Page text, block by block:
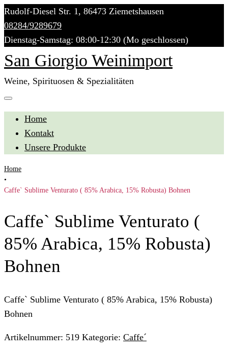
Skip
to
content
Rudolf-Diesel Str. 1, 86473 Ziemetshausen
08284/9289679
Dienstag-Samstag: 08:00-12:30 (Mo geschlossen)
San Giorgio Weinimport
Weine, Spirituosen & Spezialitäten
Home
Kontakt
Unsere Produkte
Home
•
Caffe` Sublime Venturato ( 85% Arabica, 15% Robusta) Bohnen
Caffe` Sublime Venturato (
85% Arabica, 15% Robusta)
Bohnen
Caffe` Sublime Venturato ( 85% Arabica, 15% Robusta)
Bohnen
Artikelnummer: 519 Kategorie: Caffe´